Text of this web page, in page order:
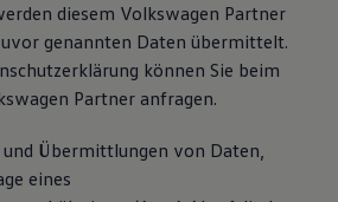
diesem Volkswagen Partner
genannten Daten übermittelt.
können Sie beim
Partner anfragen.
und Übermittlungen von Daten,
eines